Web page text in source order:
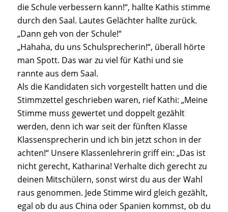
die Schule verbessern kann!“, hallte Kathis stimme
durch den Saal. Lautes Gelächter hallte zurück.
„Dann geh von der Schule!“
„Hahaha, du uns Schulsprecherin!“, überall hörte
man Spott. Das war zu viel für Kathi und sie
rannte aus dem Saal.
Als die Kandidaten sich vorgestellt hatten und die
Stimmzettel geschrieben waren, rief Kathi: „Meine
Stimme muss gewertet und doppelt gezählt
werden, denn ich war seit der fünften Klasse
Klassensprecherin und ich bin jetzt schon in der
achten!“ Unsere Klassenlehrerin griff ein: „Das ist
nicht gerecht, Katharina! Verhalte dich gerecht zu
deinen Mitschülern, sonst wirst du aus der Wahl
raus genommen. Jede Stimme wird gleich gezählt,
egal ob du aus China oder Spanien kommst, ob du